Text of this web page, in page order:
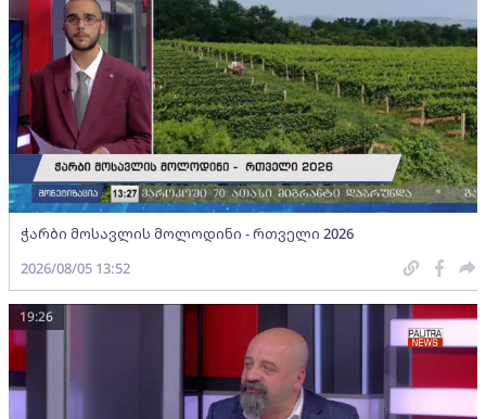
ჭარბი მოსავლის მოლოდინი - რთველი 2026
2026/08/05 13:52
19:26